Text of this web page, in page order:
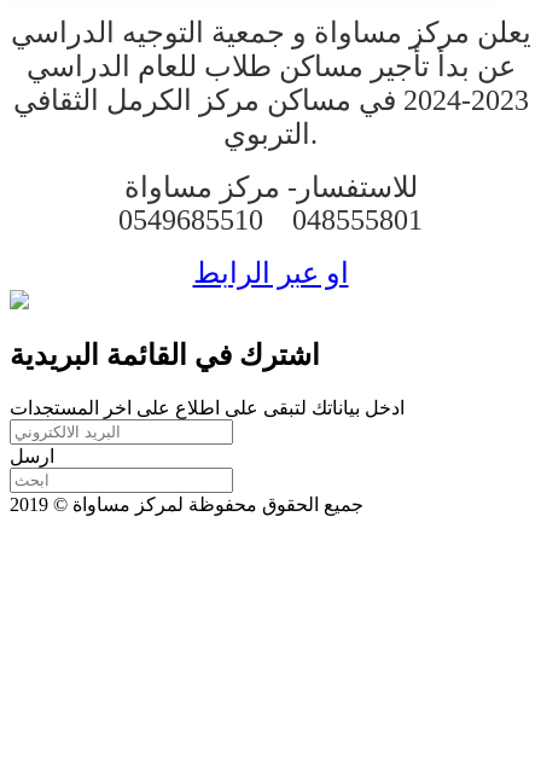
يعلن مركز مساواة و جمعية التوجيه الدراسي
عن بدأ تأجير مساكن طلاب للعام الدراسي
2023-2024 في مساكن مركز الكرمل الثقافي
التربوي.
للاستفسار- مركز مساواة
0549685510 048555801
او عبر الرابط
اشترك في القائمة البريدية
ادخل بياناتك لتبقى على اطلاع على اخر المستجدات
ارسل
جميع الحقوق محفوظة لمركز مساواة © 2019